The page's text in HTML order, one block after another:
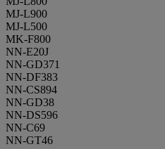
MJ-L900
MJ-L500
MK-F800
NN-E20J
NN-GD371
NN-DF383
NN-CS894
NN-GD38
NN-DS596
NN-C69
NN-GT46